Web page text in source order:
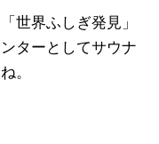
世界ふしぎ発見」
ターとしてサウナ
。